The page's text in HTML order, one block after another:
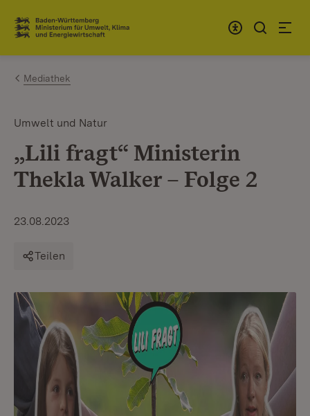
Zum Inhalt springen
Link zur Startseite
Mediathek
Umwelt und Natur
„Lili fragt“ Ministerin
Thekla Walker – Folge 2
23.08.2023
Teilen